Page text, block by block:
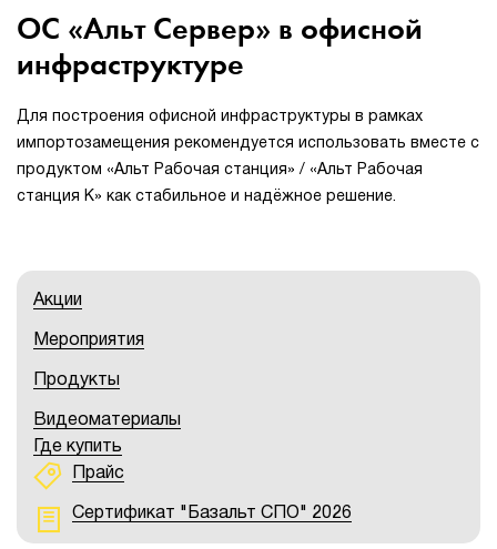
ОС «Альт Сервер» в офисной
инфраструктуре
Для построения офисной инфраструктуры в рамках
импортозамещения рекомендуется использовать вместе с
продуктом «Альт Рабочая станция» / «Альт Рабочая
станция К» как стабильное и надёжное решение.
Акции
Мероприятия
Продукты
Видеоматериалы
Где купить
Прайс
Сертификат "Базальт СПО" 2026